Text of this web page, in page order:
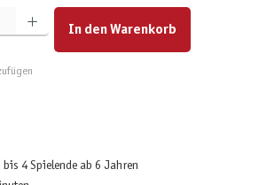
Wert ein oder benutze die Schaltflächen um die Anzahl zu
In den Warenkorb
bis 4 Spielende ab 6 Jahren